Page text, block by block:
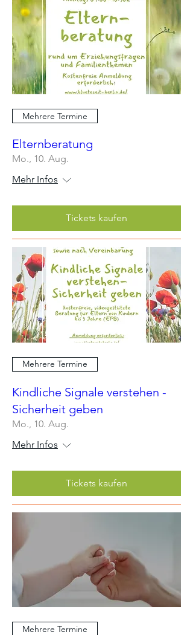
Mehrere Termine
Elternberatung
Mo., 10. Aug.
Mehr Infos
Tickets kaufen
Mehrere Termine
Kindliche Signale verstehen -
Sicherheit geben
Mo., 10. Aug.
Mehr Infos
Tickets kaufen
Mehrere Termine